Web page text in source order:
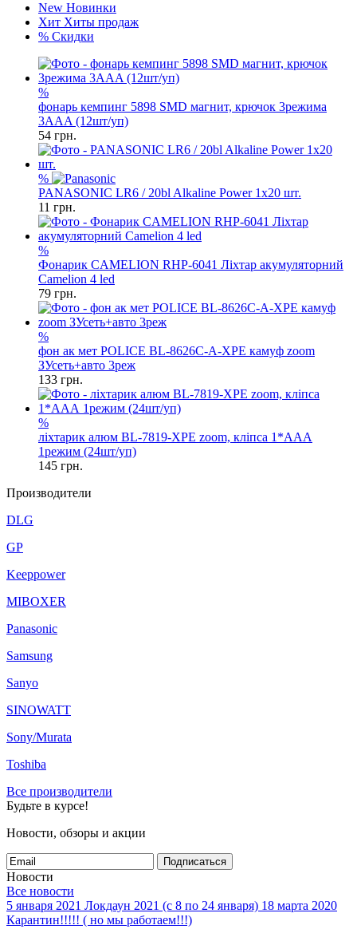
New Новинки
Хит Хиты продаж
% Скидки
%
фонарь кемпинг 5898 SMD магнит, крючок 3режима
3AAA (12шт/уп)
54 грн.
%
PANASONIC LR6 / 20bl Alkaline Power 1x20 шт.
11 грн.
%
Фонарик CAMELION RHP-6041 Ліхтар акумуляторний
Camelion 4 led
79 грн.
%
фон ак мет POLICE BL-8626C-A-XPE камуф zoom
ЗУсеть+авто 3реж
133 грн.
%
ліхтарик алюм BL-7819-XPE zoom, кліпса 1*ААА
1режим (24шт/уп)
145 грн.
Производители
DLG
GP
Keeppower
MIBOXER
Panasonic
Samsung
Sanyo
SINOWATT
Sony/Murata
Toshiba
Все производители
Будьте в курсе!
Новости, обзоры и акции
Подписаться
Новости
Все новости
5 января 2021 Локдаун 2021 (с 8 по 24 января) 18 марта 2020
Карантин!!!!! ( но мы работаем!!!)